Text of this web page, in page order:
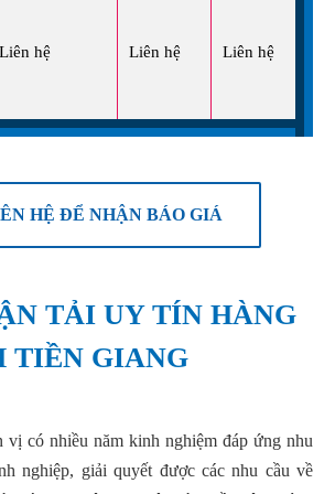
Liên hệ Liên hệ Liên hệ
HỆ ĐỂ NHẬN BÁO GIÁ
TẢI UY TÍN HÀNG
TIỀN GIANG
vị có nhiều năm kinh nghiệm đáp ứng nhu
nghiệp, giải quyết được các nhu cầu về